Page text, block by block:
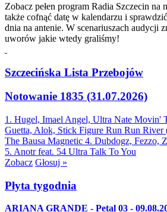
Zobacz pełen program Radia Szczecin na
także cofnąć datę w kalendarzu i
dnia na antenie. W scenariuszach audycji
uworów jakie wtedy graliśmy!
Szczecińska Lista Przebojów
Notowanie 1835 (31.07.2026)
1. Hugel, Imael Angel, Ultra Nate Movin'
Guetta, Alok, Stick Figure Run Run River
The Bausa Magnetic 4. Dubdogz, Fezzo,
5. Anotr feat. 54 Ultra Talk To You
Zobacz Głosuj »
Płyta tygodnia
ARIANA GRANDE - Petal 03 -